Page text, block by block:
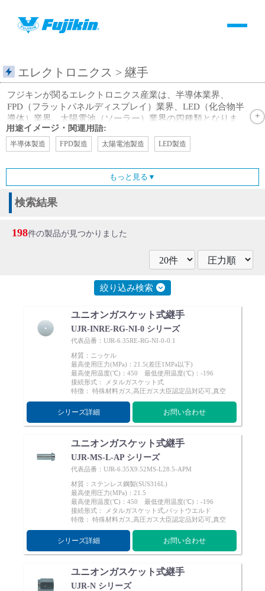
製品情報
バルブ・継手・システムを探す
ダウンロード
製品カタログダウンロード
サポート
Cv値・流量計算ツール
製品動画一覧
バルブと継手のきほん
説明会・講習会
会社情報
Corporate Blog
エレクトロニクス > 継手
フジキンが関るエレクトロニクス産業は、半導体業界、
FPD（フラットパネルディスプレイ）業界、LED（化合物半
導体）業界、太陽電池（ソーラー）業界の四種類となりま
す。これら業界のお客様のご要求に応える為、また、お客様
の保安・安全・安心のもと、吾々FCGが取組んだ技術開発テ
ーマは、①接ガス・接液部完全禁油、②特殊精密仕上げ、③
ス製造装置の約７０％は高真空を利用したプロセスです。そ
オン注入装置、アニール装置、スパッタリング装置等であ
り、フジキンの使命は、小さなバルブ・継手に大きな使命と
落とすことなく供給する技術を支えております。高真空を保
持する事、清浄度を管理する事、長期信頼性を確保する事を
目標に生産しております。バルブ・継手は、ステンレスバル
ブだけでなく、特殊材料にも対応しています。エレクトロニ
クス産業のフローコントロールシステム（流れ制御機器）を
お客様の用途に応じてご提案をさせて頂きます。 FPD製造
装置やLED製造装置向けバルブ・継手も同様の性能を維持で
きるようにしております。
用途イメージ・関連用語:
半導体製造 FPD製造 太陽電池製造 LED製造
もっと見る▼
検索結果
198件の製品が見つかりました
絞り込み検索
ユニオンガスケット式継手
UJR-INRE-RG-NI-0 シリーズ
代表品番：UJR-6.35RE-RG-NI-0-0.1
材質：ニッケル
最高使用圧力(MPa)：21.5(差圧1MPa以下)
最高使用温度(℃)：450 最低使用温度(℃)：-196
接続形式： メタルガスケット式
特徴： 特殊材料ガス,高圧ガス大臣認定品対応可,真空
シリーズ詳細 お問い合わせ
ユニオンガスケット式継手
UJR-MS-L-AP シリーズ
代表品番：UJR-6.35X9.52MS-L28.5-APM
材質：ステンレス鋼製(SUS316L)
最高使用圧力(MPa)：21.5
最高使用温度(℃)：450 最低使用温度(℃)：-196
接続形式： メタルガスケット式,バットウエルド
特徴： 特殊材料ガス,高圧ガス大臣認定品対応可,真空
シリーズ詳細 お問い合わせ
ユニオンガスケット式継手
UJR-N シリーズ